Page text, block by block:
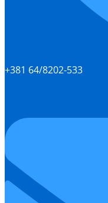
+381 64/8202-533